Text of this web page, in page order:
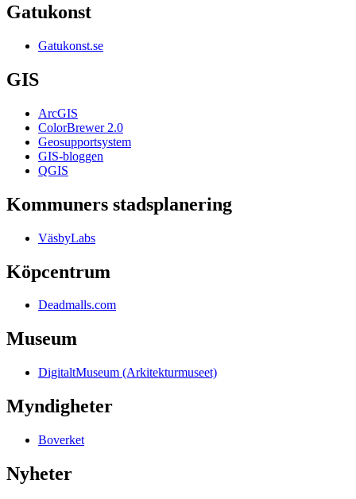
Gatukonst
Gatukonst.se
GIS
ArcGIS
ColorBrewer 2.0
Geosupportsystem
GIS-bloggen
QGIS
Kommuners stadsplanering
VäsbyLabs
Köpcentrum
Deadmalls.com
Museum
DigitaltMuseum (Arkitekturmuseet)
Myndigheter
Boverket
Nyheter